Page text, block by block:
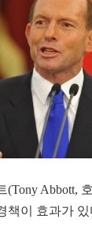
(Tony Abbott,
책이 효과가